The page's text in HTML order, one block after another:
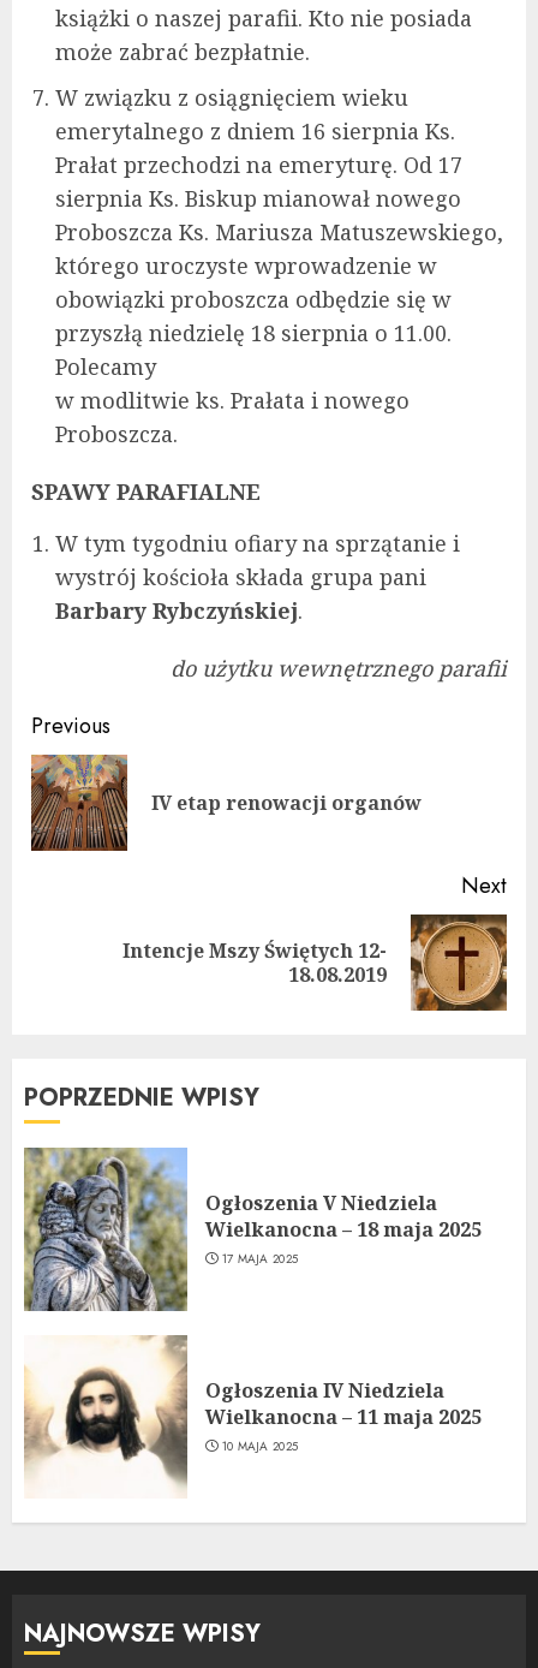
książki o naszej parafii. Kto nie posiada
może zabrać bezpłatnie.
W związku z osiągnięciem wieku
emerytalnego z dniem 16 sierpnia Ks.
Prałat przechodzi na emeryturę. Od 17
sierpnia Ks. Biskup mianował nowego
Proboszcza Ks. Mariusza Matuszewskiego,
którego uroczyste wprowadzenie w
obowiązki proboszcza odbędzie się w
przyszłą niedzielę 18 sierpnia o 11.00.
Polecamy
w modlitwie ks. Prałata i nowego
Proboszcza.
SPAWY PARAFIALNE
W tym tygodniu ofiary na sprzątanie i
wystrój kościoła składa grupa pani
Barbary Rybczyńskiej.
do użytku wewnętrznego parafii
Continue
Reading
Previous
IV etap renowacji organów
Next
Intencje Mszy Świętych 12-
18.08.2019
POPRZEDNIE WPISY
Ogłoszenia V Niedziela
Wielkanocna – 18 maja 2025
17 MAJA 2025
Ogłoszenia IV Niedziela
Wielkanocna – 11 maja 2025
10 MAJA 2025
NAJNOWSZE WPISY